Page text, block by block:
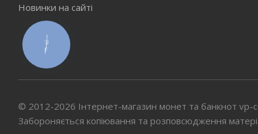
Новинки на сайті
© 2012-2026 Інтернет-магазин монет та банкнот vp-
Забороняється копіювання та розповсюдження
КНОПКА
СВЯЗИ